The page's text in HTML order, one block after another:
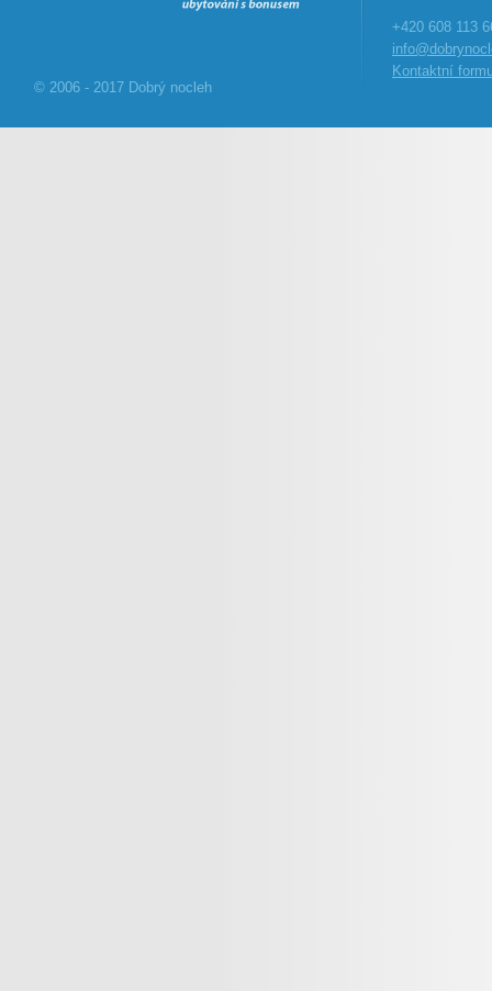
© 2006 - 2017 Dobrý nocleh
+420 608 113
Kontaktní